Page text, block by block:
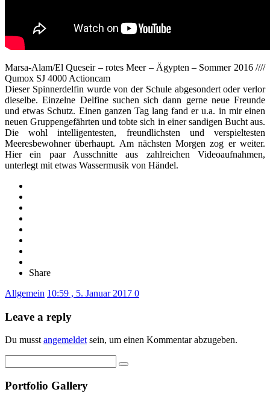
Marsa-Alam/El Queseir – rotes Meer – Ägypten – Sommer 2016 ////
Qumox SJ 4000 Actioncam
Dieser Spinnerdelfin wurde von der Schule abgesondert oder verlor
dieselbe. Einzelne Delfine suchen sich dann gerne neue Freunde
und etwas Schutz. Einen ganzen Tag lang fand er u.a. in mir einen
neuen Gruppengefährten und tobte sich in einer sandigen Bucht aus.
Die wohl intelligentesten, freundlichsten und verspieltesten
Meeresbewohner überhaupt. Am nächsten Morgen zog er weiter.
Hier ein paar Ausschnitte aus zahlreichen Videoaufnahmen,
unterlegt mit etwas Wassermusik von Händel.
Share
Allgemein 10:59 , 5. Januar 2017 0
Leave a reply
Du musst angemeldet sein, um einen Kommentar abzugeben.
Portfolio Gallery